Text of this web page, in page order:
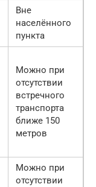
Вне
населённого
пункта
Можно при
отсутствии
встречного
транспорта
ближе 150
метров
Можно при
отсутствии